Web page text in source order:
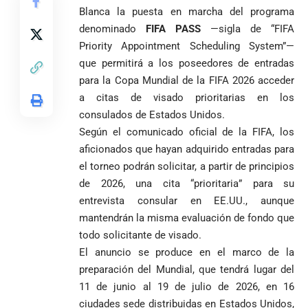
Blanca la puesta en marcha del programa
denominado FIFA PASS —sigla de “FIFA
Priority Appointment Scheduling System”—
que permitirá a los poseedores de entradas
para la Copa Mundial de la FIFA 2026 acceder
a citas de visado prioritarias en los
consulados de Estados Unidos.
Según el comunicado oficial de la FIFA, los
aficionados que hayan adquirido entradas para
el torneo podrán solicitar, a partir de principios
de 2026, una cita “prioritaria” para su
entrevista consular en EE.UU., aunque
mantendrán la misma evaluación de fondo que
todo solicitante de visado.
El anuncio se produce en el marco de la
preparación del Mundial, que tendrá lugar del
11 de junio al 19 de julio de 2026, en 16
ciudades sede distribuidas en Estados Unidos,